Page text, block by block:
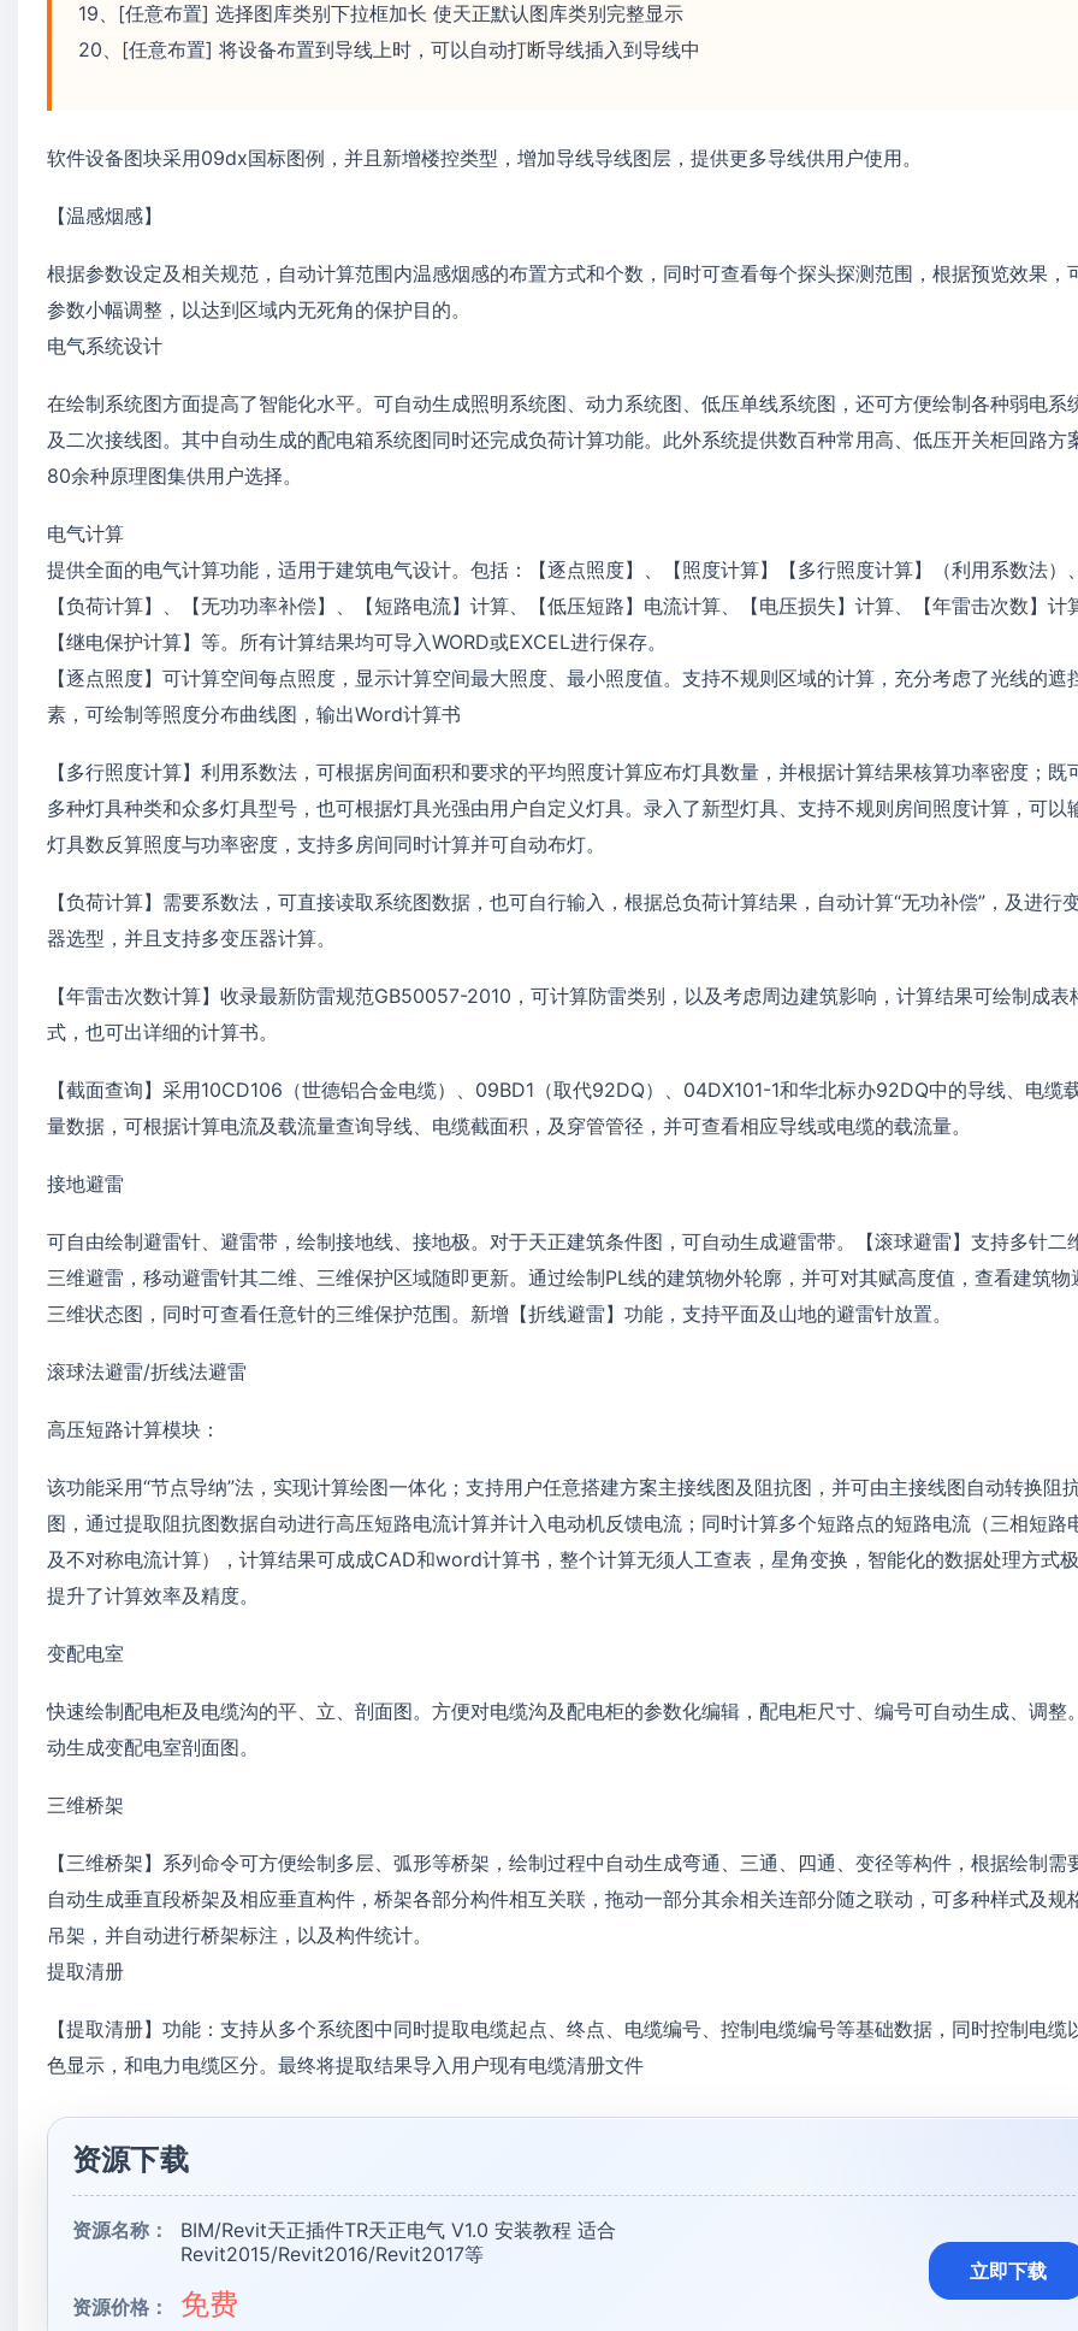
19、[任意布置] 选择图库类别下拉框加长 使天正默认图库类别完整显示
20、[任意布置] 将设备布置到导线上时，可以自动打断导线插入到导线中
软件设备图块采用09dx国标图例，并且新增楼控类型，增加导线导线图层，提供更多导线供用户使用。
【温感烟感】
根据参数设定及相关规范，自动计算范围内温感烟感的布置方式和个数，同时可查看每个探头探测范围，根据预览效果，
参数小幅调整，以达到区域内无死角的保护目的。
电气系统设计
在绘制系统图方面提高了智能化水平。可自动生成照明系统图、动力系统图、低压单线系统图，还可方便绘制各种弱电系
及二次接线图。其中自动生成的配电箱系统图同时还完成负荷计算功能。此外系统提供数百种常用高、低压开关柜回路方
80余种原理图集供用户选择。
电气计算
提供全面的电气计算功能，适用于建筑电气设计。包括：【逐点照度】、【照度计算】【多行照度计算】（利用系数法）、
【负荷计算】、【无功功率补偿】、【短路电流】计算、【低压短路】电流计算、【电压损失】计算、【年雷击次数】计
【继电保护计算】等。所有计算结果均可导入WORD或EXCEL进行保存。
【逐点照度】可计算空间每点照度，显示计算空间最大照度、最小照度值。支持不规则区域的计算，充分考虑了光线的遮
素，可绘制等照度分布曲线图，输出Word计算书
【多行照度计算】利用系数法，可根据房间面积和要求的平均照度计算应布灯具数量，并根据计算结果核算功率密度；既
多种灯具种类和众多灯具型号，也可根据灯具光强由用户自定义灯具。录入了新型灯具、支持不规则房间照度计算，可以
灯具数反算照度与功率密度，支持多房间同时计算并可自动布灯。
【负荷计算】需要系数法，可直接读取系统图数据，也可自行输入，根据总负荷计算结果，自动计算“无功补偿”，及进行
器选型，并且支持多变压器计算。
【年雷击次数计算】收录最新防雷规范GB50057-2010，可计算防雷类别，以及考虑周边建筑影响，计算结果可绘制成表
式，也可出详细的计算书。
【截面查询】采用10CD106（世德铝合金电缆）、09BD1（取代92DQ）、04DX101-1和华北标办92DQ中的导线、电缆
量数据，可根据计算电流及载流量查询导线、电缆截面积，及穿管管径，并可查看相应导线或电缆的载流量。
接地避雷
可自由绘制避雷针、避雷带，绘制接地线、接地极。对于天正建筑条件图，可自动生成避雷带。【滚球避雷】支持多针二
三维避雷，移动避雷针其二维、三维保护区域随即更新。通过绘制PL线的建筑物外轮廓，并可对其赋高度值，查看建筑物
三维状态图，同时可查看任意针的三维保护范围。新增【折线避雷】功能，支持平面及山地的避雷针放置。
滚球法避雷/折线法避雷
高压短路计算模块：
该功能采用“节点导纳”法，实现计算绘图一体化；支持用户任意搭建方案主接线图及阻抗图，并可由主接线图自动转换阻
图，通过提取阻抗图数据自动进行高压短路电流计算并计入电动机反馈电流；同时计算多个短路点的短路电流（三相短路
及不对称电流计算），计算结果可成成CAD和word计算书，整个计算无须人工查表，星角变换，智能化的数据处理方式
提升了计算效率及精度。
变配电室
快速绘制配电柜及电缆沟的平、立、剖面图。方便对电缆沟及配电柜的参数化编辑，配电柜尺寸、编号可自动生成、调整
动生成变配电室剖面图。
三维桥架
【三维桥架】系列命令可方便绘制多层、弧形等桥架，绘制过程中自动生成弯通、三通、四通、变径等构件，根据绘制需
自动生成垂直段桥架及相应垂直构件，桥架各部分构件相互关联，拖动一部分其余相关连部分随之联动，可多种样式及规
吊架，并自动进行桥架标注，以及构件统计。
提取清册
【提取清册】功能：支持从多个系统图中同时提取电缆起点、终点、电缆编号、控制电缆编号等基础数据，同时控制电缆
色显示，和电力电缆区分。最终将提取结果导入用户现有电缆清册文件
资源下载
资源名称：
BIM/Revit天正插件TR天正电气 V1.0 安装教程 适合
Revit2015/Revit2016/Revit2017等
资源价格： 免费
立即下载